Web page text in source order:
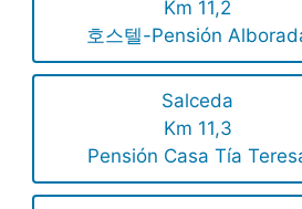
Km 11,2
호스텔-Pensión
Salceda
Km 11,3
Pensión Casa Tía